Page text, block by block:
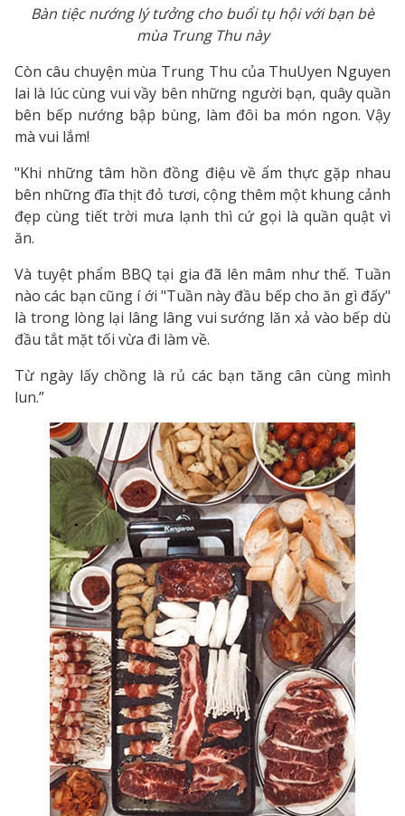
Bàn tiệc nướng lý tưởng cho buổi tụ hội với bạn bè
mùa Trung Thu này
Còn câu chuyện mùa Trung Thu của ThuUyen Nguyen
lai là lúc cùng vui vầy bên những người bạn, quây quần
bên bếp nướng bập bùng, làm đôi ba món ngon. Vậy
mà vui lắm!
"Khi những tâm hồn đồng điệu về ẩm thực gặp nhau
bên những đĩa thịt đỏ tươi, cộng thêm một khung cảnh
đẹp cùng tiết trời mưa lạnh thì cứ gọi là quần quật vì
ăn.
Và tuyệt phẩm BBQ tại gia đã lên mâm như thế. Tuần
nào các bạn cũng í ới "Tuần này đầu bếp cho ăn gì đấy"
là trong lòng lại lâng lâng vui sướng lăn xả vào bếp dù
đầu tắt mặt tối vừa đi làm về.
Từ ngày lấy chồng là rủ các bạn tăng cân cùng mình
lun.”